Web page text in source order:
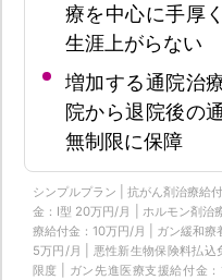
療を中心に手厚
生涯上がらない
増加する通院治
院から退院後の
無制限に保障
シンプルプラン | 抗がん剤治療給
金：Ⅰ型 20万円/月 | ホルモン剤
療給付金：10万円/月 | ガン緩和療
5万円/月 | 悪性新生物保険料払
限度 | ガン先進医療支援給付金